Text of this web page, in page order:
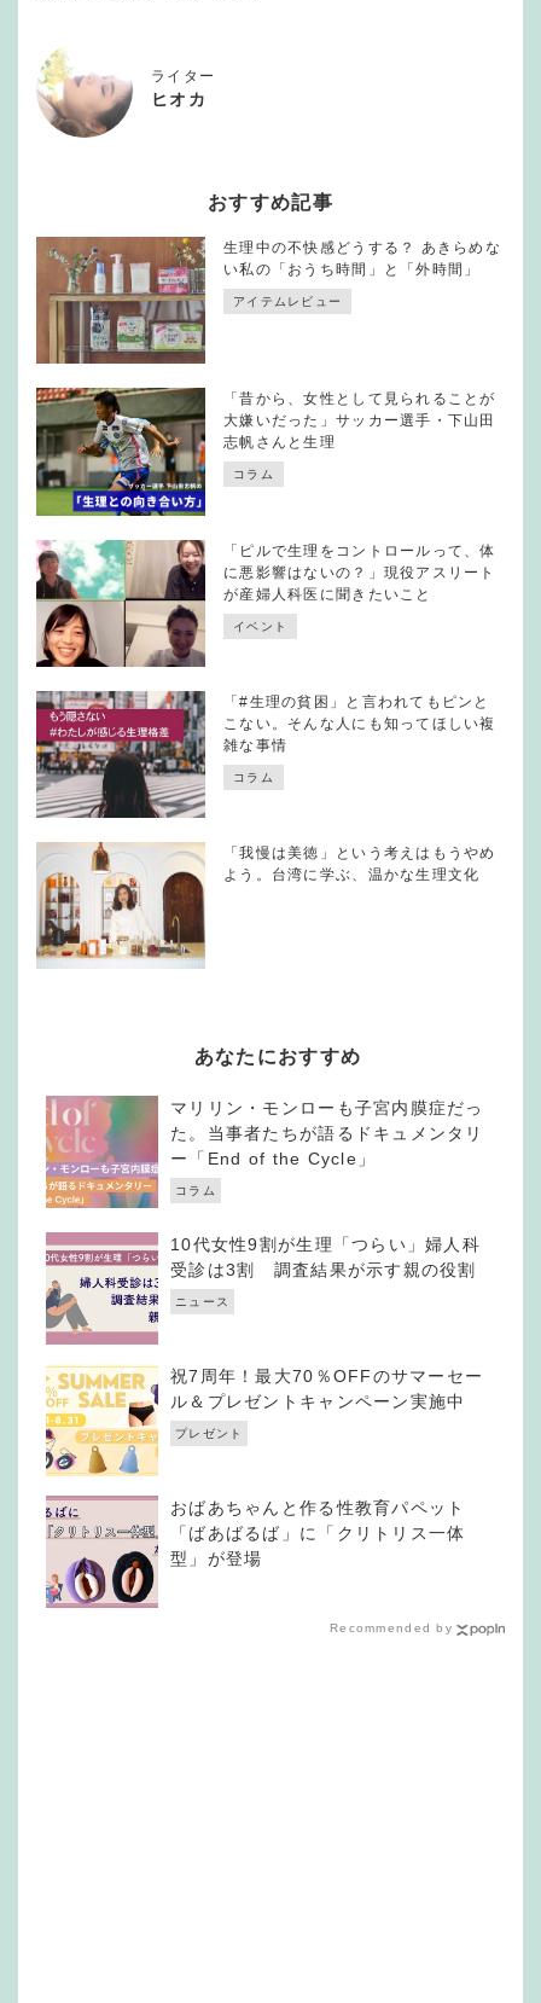
ライター
ヒオカ
おすすめ記事
生理中の不快感どうする？ あきらめな
い私の「おうち時間」と「外時間」
アイテムレビュー
「昔から、女性として見られることが
大嫌いだった」サッカー選手・下山田
志帆さんと生理
コラム
「ピルで生理をコントロールって、体
に悪影響はないの？」現役アスリート
が産婦人科医に聞きたいこと
イベント
「#生理の貧困」と言われてもピンと
こない。そんな人にも知ってほしい複
雑な事情
コラム
「我慢は美徳」という考えはもうやめ
よう。台湾に学ぶ、温かな生理文化
あなたにおすすめ
マリリン・モンローも子宮内膜症だっ
た。当事者たちが語るドキュメンタリ
ー「End of the Cycle」
コラム
10代女性9割が生理「つらい」婦人科
受診は3割 調査結果が示す親の役割
ニュース
祝7周年！最大70％OFFのサマーセー
ル＆プレゼントキャンペーン実施中
プレゼント
おばあちゃんと作る性教育パペット
「ばあばるば」に「クリトリス一体
型」が登場
Recommended by